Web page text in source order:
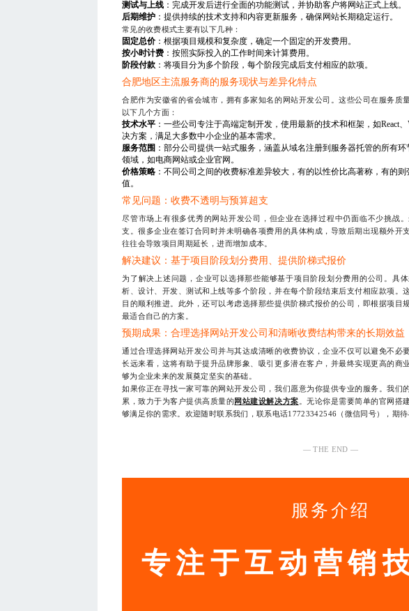
测试与上线 ：完成开发后进行全面的功能测试，并协助客户将网站正式上线。
后期维护 ：提供持续的技术支持和内容更新服务，确保网站长期稳定运行。
常见的收费模式主要有以下几种：
固定总价：根据项目规模和复杂度，确定一个固定的开发费用。
按小时计费 ：按照实际投入的工作时间来计算费用。
阶段付款 ：将项目分为多个阶段，每个阶段完成后支付相应的款项。
合肥地区主流服务商的服务现状与差异化特点
合肥作为安徽省的省会城市，拥有多家知名的网站开发公司。这些公司在服务质
以下几个方面：
技术水平 ：一些公司专注于高端定制开发，使用最新的技术和框架，如React
决方案，满足大多数中小企业的基本需求。
服务范围 ：部分公司提供一站式服务，涵盖从域名注册到服务器托管的所有
领域，如电商网站或企业官网。
价格策略 ：不同公司之间的收费标准差异较大，有的以性价比高著称，有的
值。
常见问题：收费不透明与预算超支
尽管市场上有很多优秀的网站开发公司，但企业在选择过程中仍面临不少挑战
支。很多企业在签订合同时并未明确各项费用的具体构成，导致后期出现额外开
往往会导致项目周期延长，进而增加成本。
解决建议：基于项目阶段划分费用、提供阶梯式报价
为了解决上述问题，企业可以选择那些能够基于项目阶段划分费用的公司。具
析、设计、开发、测试和上线等多个阶段，并在每个阶段结束后支付相应款项。
目的顺利推进。此外，还可以考虑选择那些提供阶梯式报价的公司，即根据项目
最适合自己的方案。
预期成果：合理选择网站开发公司和清晰收费结构带来的长期效益
通过合理选择网站开发公司并与其达成清晰的收费协议，企业不仅可以避免不必
长远来看，这将有助于提升品牌形象、吸引更多潜在客户，并最终实现更高的商
够为企业未来的发展奠定坚实的基础。
如果你正在寻找一家可靠的网站开发公司，我们愿意为你提供专业的服务。我们
累，致力于为客户提供高质量的 网站建设解决方案 。无论你是需要简单的官网搭
够满足你的需求。欢迎随时联系我们，联系电话17723342546（微信同号），期待
— THE END —
服务介绍
专注于互动营销